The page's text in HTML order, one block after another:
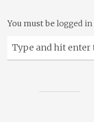
You must be logged in